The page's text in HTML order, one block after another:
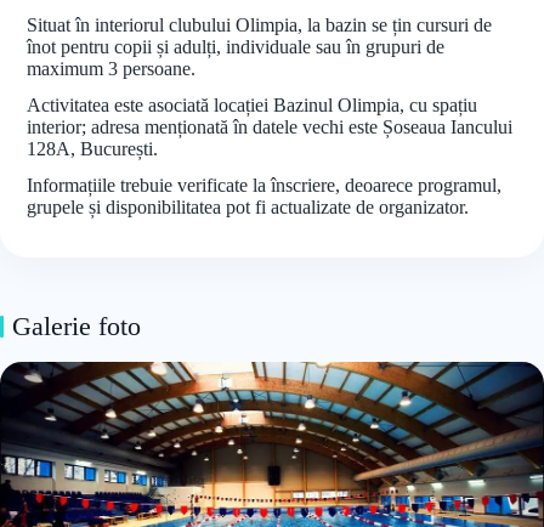
Situat în interiorul clubului Olimpia, la bazin se țin cursuri de
înot pentru copii și adulți, individuale sau în grupuri de
maximum 3 persoane.
Activitatea este asociată locației Bazinul Olimpia, cu spațiu
interior; adresa menționată în datele vechi este Șoseaua Iancului
128A, București.
Informațiile trebuie verificate la înscriere, deoarece programul,
grupele și disponibilitatea pot fi actualizate de organizator.
Galerie foto